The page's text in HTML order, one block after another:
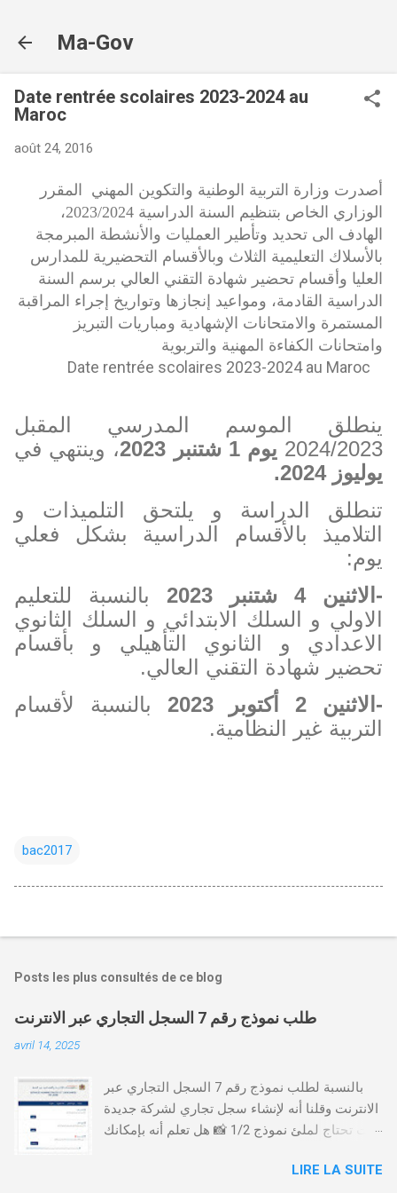
Ma-Gov
Date rentrée scolaires 2023-2024 au
Maroc
août 24, 2016
أصدرت وزارة التربية الوطنية والتكوين المهني المقرر
الوزاري الخاص بتنظيم السنة الدراسية 2023/2024،
الهادف الى تحديد وتأطير العمليات والأنشطة المبرمجة
بالأسلاك التعليمية الثلاث وبالأقسام التحضيرية للمدارس
العليا وأقسام تحضير شهادة التقني العالي برسم السنة
الدراسية القادمة، ومواعيد إنجازها وتواريخ إجراء المراقبة
المستمرة والامتحانات الإشهادية ومباريات التبريز
وامتحانات الكفاءة المهنية والتربوية
Date rentrée scolaires 2023-2024 au Maroc
ينطلق الموسم المدرسي المقبل
2024/2023 يوم 1 شتنبر 2023
، وينتهي في
يوليوز 2024.
تنطلق الدراسة و يلتحق التلميذات و
التلاميذ بالأقسام الدراسية بشكل فعلي
يوم:
-الاثنين 4 شتنبر 2023
بالنسبة للتعليم
الاولي و السلك الابتدائي و السلك الثانوي
الاعدادي و الثانوي التأهيلي و بأقسام
تحضير شهادة التقني العالي.
-الاثنين 2
أكتوبر 2023 بالنسبة لأقسام
التربية غير النظامية.
bac2017
Posts les plus consultés de ce blog
طلب نموذج رقم 7 السجل التجاري عبر الانترنت
avril 14, 2025
بالنسبة لطلب نموذج رقم 7 السجل التجاري عبر
الانترنت وقلنا أنه لإنشاء سجل تجاري لشركة جديدة
أنت تحتاج لملئ نموذج 1/2 📸 هل تعلم أنه بإمكانك
من خلال الموقع التابع لوزارة العدل، بدون الحاجة
LIRE LA SUITE